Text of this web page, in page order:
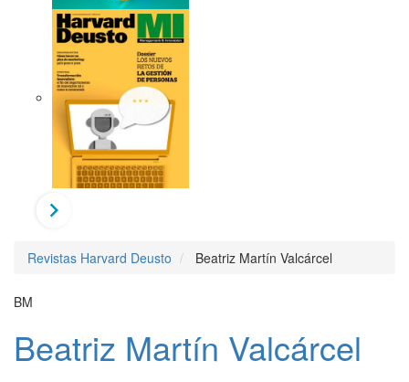
Revistas Harvard Deusto Beatriz Martín Valcárcel
BM
Beatriz Martín Valcárcel